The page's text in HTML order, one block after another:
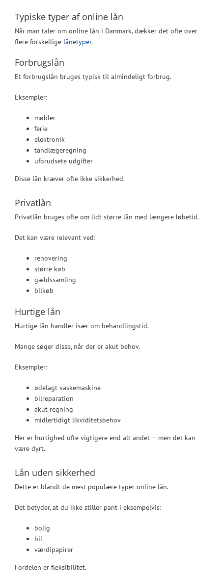
Typiske typer af online lån
Når man taler om online lån i Danmark, dækker det ofte over
flere forskellige lånetyper.
Forbrugslån
Et forbrugslån bruges typisk til almindeligt forbrug.
Eksempler:
møbler
ferie
elektronik
tandlægeregning
uforudsete udgifter
Disse lån kræver ofte ikke sikkerhed.
Privatlån
Privatlån bruges ofte om lidt større lån med længere løbetid.
Det kan være relevant ved:
renovering
større køb
gældssamling
bilkøb
Hurtige lån
Hurtige lån handler især om behandlingstid.
Mange søger disse, når der er akut behov.
Eksempler:
ødelagt vaskemaskine
bilreparation
akut regning
midlertidigt likviditetsbehov
Her er hurtighed ofte vigtigere end alt andet — men det kan
være dyrt.
Lån uden sikkerhed
Dette er blandt de mest populære typer online lån.
Det betyder, at du ikke stiller pant i eksempelvis:
bolig
bil
værdipapirer
Fordelen er fleksibilitet.